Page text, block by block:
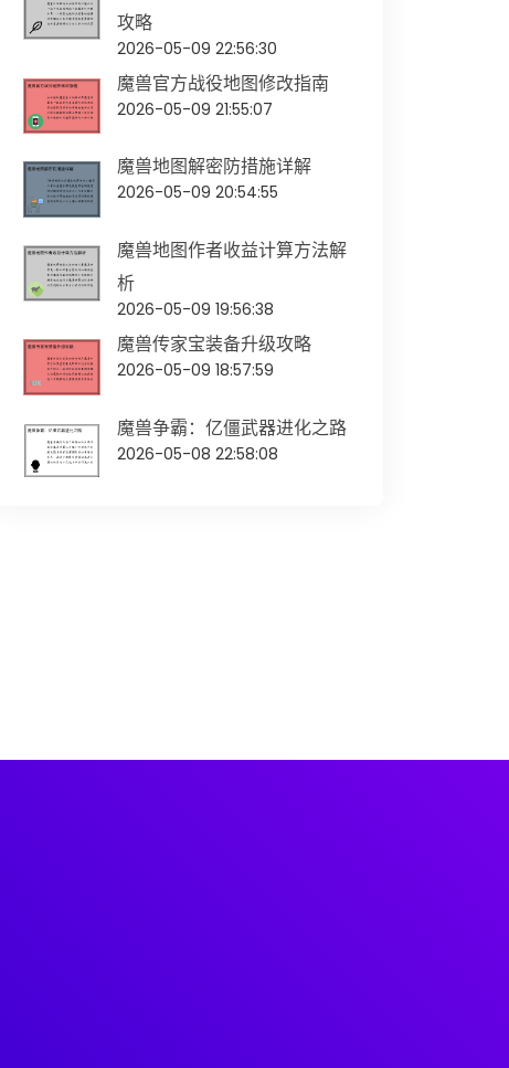
攻略
2026-05-09 22:56:30
魔兽官方战役地图修改指南
2026-05-09 21:55:07
魔兽地图解密防措施详解
2026-05-09 20:54:55
魔兽地图作者收益计算方法解
析
2026-05-09 19:56:38
魔兽传家宝装备升级攻略
2026-05-09 18:57:59
魔兽争霸：亿僵武器进化之路
2026-05-08 22:58:08